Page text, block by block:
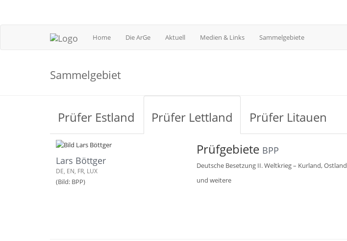
Home Die ArGe Aktuell Medien & Links Sammelgebiete
Sammelgebiet
Prüfer Estland Prüfer Lettland Prüfer Litauen
Lars Böttger
DE, EN, FR, LUX
(Bild: BPP)
Prüfgebiete BPP
Deutsche Besetzung II. Weltkrieg – Kurland, Ostland
und weitere